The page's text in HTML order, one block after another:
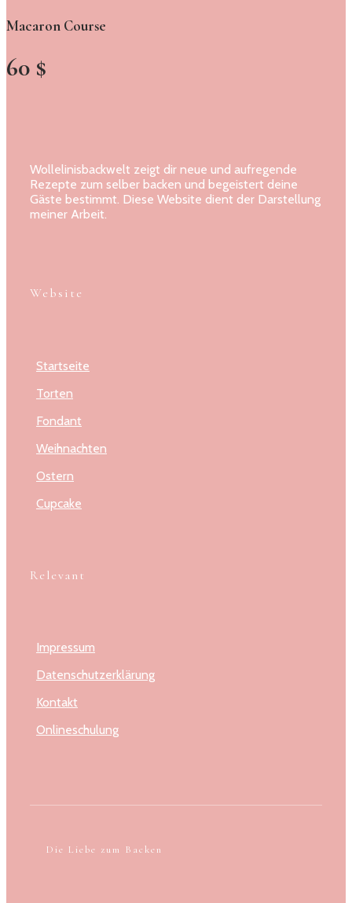
Macaron Course
60 $
Wollelinisbackwelt zeigt dir neue und aufregende
Rezepte zum selber backen und begeistert deine
Gäste bestimmt. Diese Website dient der Darstellung
meiner Arbeit.
Website
Startseite
Torten
Fondant
Weihnachten
Ostern
Cupcake
Relevant
Impressum
Datenschutzerklärung
Kontakt
Onlineschulung
Die Liebe zum Backen